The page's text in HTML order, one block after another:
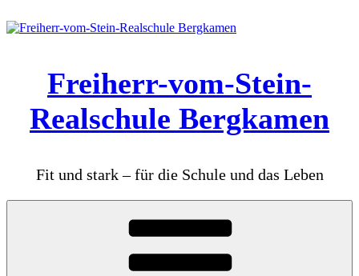
Inhalt
Freiherr-vom-Stein-
Realschule Bergkamen
Fit und stark – für die Schule und das Leben